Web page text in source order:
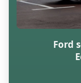
Ford